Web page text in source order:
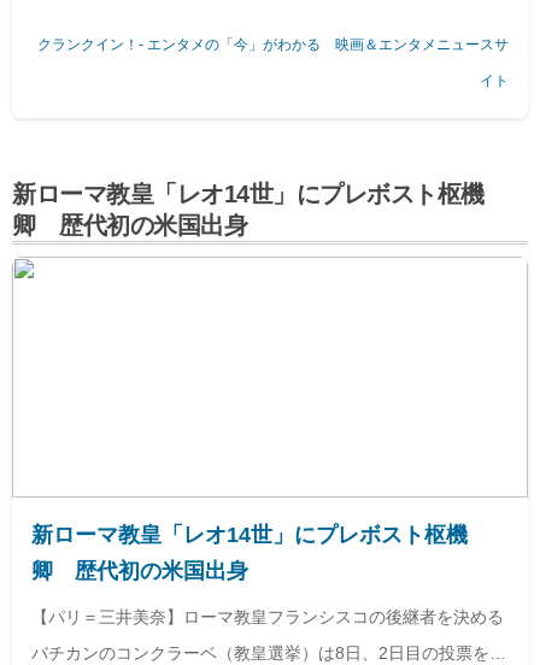
クランクイン！- エンタメの「今」がわかる 映画＆エンタメニュースサ
イト
新ローマ教皇「レオ14世」にプレボスト枢機
卿 歴代初の米国出身
新ローマ教皇「レオ14世」にプレボスト枢機
卿 歴代初の米国出身
【パリ＝三井美奈】ローマ教皇フランシスコの後継者を決める
バチカンのコンクラーベ（教皇選挙）は8日、2日目の投票を実